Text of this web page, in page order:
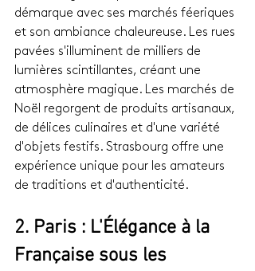
démarque avec ses marchés féeriques
et son ambiance chaleureuse. Les rues
pavées s'illuminent de milliers de
lumières scintillantes, créant une
atmosphère magique. Les marchés de
Noël regorgent de produits artisanaux,
de délices culinaires et d'une variété
d'objets festifs. Strasbourg offre une
expérience unique pour les amateurs
de traditions et d'authenticité.
2. Paris : L'Élégance à la
Française sous les